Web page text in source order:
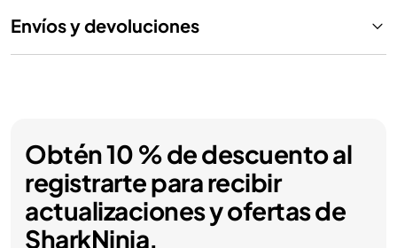
Envíos y devoluciones
Obtén 10 % de descuento al
registrarte para recibir
actualizaciones y ofertas de
SharkNinja.